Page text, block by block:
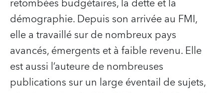
retombées budgétaires, la dette et la
démographie. Depuis son arrivée au FMI,
elle a travaillé sur de nombreux pays
avancés, émergents et à faible revenu. Elle
est aussi l’auteure de nombreuses
publications sur un large éventail de sujets,